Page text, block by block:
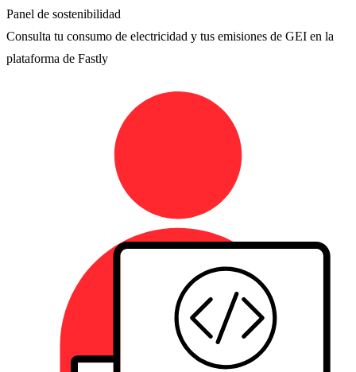
Panel de sostenibilidad
Consulta tu consumo de electricidad y tus emisiones de GEI en la
plataforma de Fastly